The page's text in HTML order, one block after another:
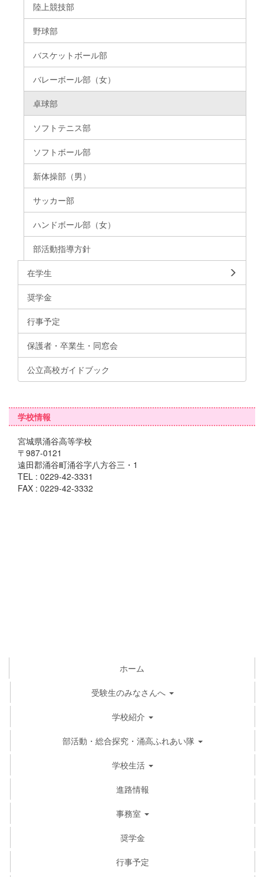
陸上競技部
野球部
バスケットボール部
バレーボール部（女）
卓球部
ソフトテニス部
ソフトボール部
新体操部（男）
サッカー部
ハンドボール部（女）
部活動指導方針
在学生
奨学金
行事予定
保護者・卒業生・同窓会
公立高校ガイドブック
学校情報
宮城県涌谷高等学校
〒987-0121
遠田郡涌谷町涌谷字八方谷三・1
TEL : 0229-42-3331
FAX : 0229-42-3332
ホーム
受験生のみなさんへ
学校紹介
部活動・総合探究・涌高ふれあい隊
学校生活
進路情報
事務室
奨学金
行事予定